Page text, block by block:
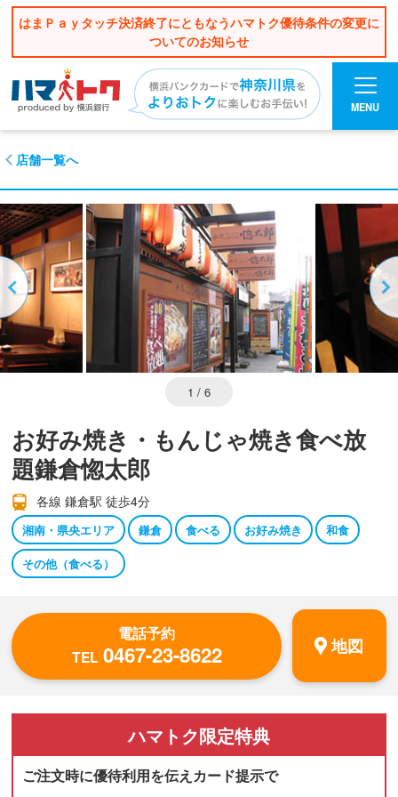
はまＰａｙタッチ決済終了にともなうハマトク優待条件の変更に
ついてのお知らせ
MENU
店舗一覧へ
1 / 6
お好み焼き・もんじゃ焼き食べ放
題鎌倉惚太郎
各線 鎌倉駅 徒歩4分
湘南・県央エリア 鎌倉 食べる お好み焼き
和食
その他（食べる）
電話予約
TEL 0467-23-8622 地図
ハマトク限定特典
ご注文時に優待利用を伝えカード提示で